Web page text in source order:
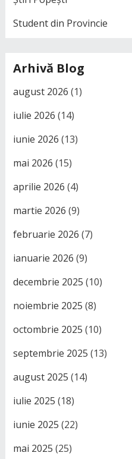
Student din Provincie
Arhivă Blog
august 2026 (1)
iulie 2026 (14)
iunie 2026 (13)
mai 2026 (15)
aprilie 2026 (4)
martie 2026 (9)
februarie 2026 (7)
ianuarie 2026 (9)
decembrie 2025 (10)
noiembrie 2025 (8)
octombrie 2025 (10)
septembrie 2025 (13)
august 2025 (14)
iulie 2025 (18)
iunie 2025 (22)
mai 2025 (25)